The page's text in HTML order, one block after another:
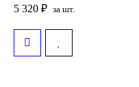
5 320 ₽ за шт.